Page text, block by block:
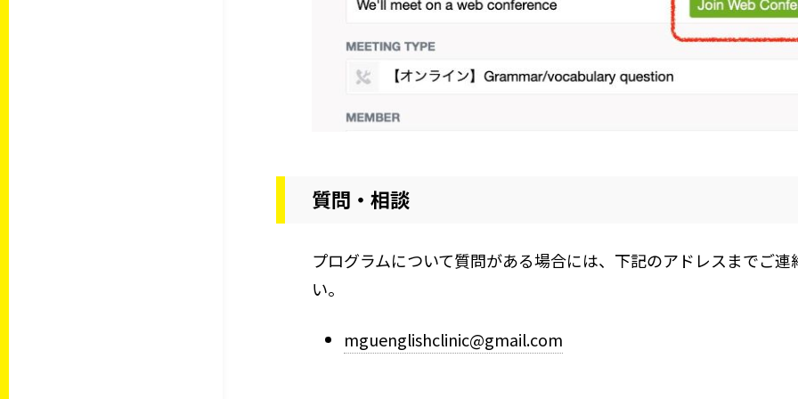
質問・相談
プログラムについて質問がある場合には、下記のアドレスまでご連
い。
mguenglishclinic@gmail.com